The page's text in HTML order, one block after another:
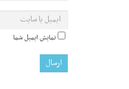
نمایش ایمیل شما